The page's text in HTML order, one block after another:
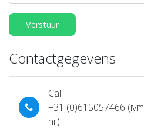
Verstuur
Contactgegevens
Call
+31 (0)615057466
nr)